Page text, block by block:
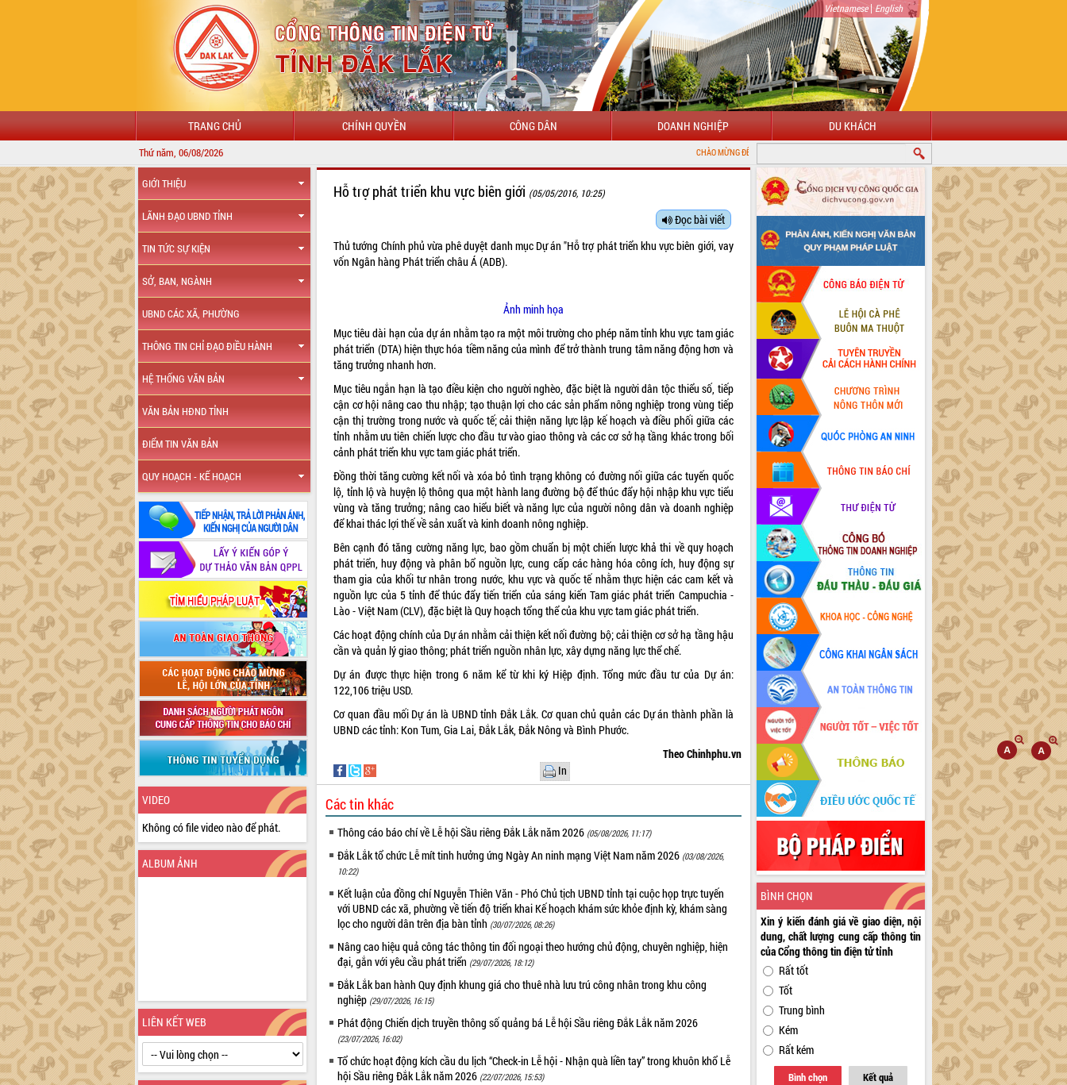
Vietnamese| English
TRANG CHỦ CHÍNH QUYỀN CÔNG DÂN DOANH NGHIỆP DU KHÁCH
Thứ năm, 06/08/2026 CHÀO MỪNG ĐẾN VỚI CỔNG THÔNG TIN ĐIỆN TỬ TỈNH ĐẮK LẮK
GIỚI THIỆU
LÃNH ĐẠO UBND TỈNH
TIN TỨC SỰ KIỆN
SỞ, BAN, NGÀNH
UBND CÁC XÃ, PHƯỜNG
THÔNG TIN CHỈ ĐẠO ĐIỀU HÀNH
HỆ THỐNG VĂN BẢN
VĂN BẢN HĐND TỈNH
ĐIỂM TIN VĂN BẢN
QUY HOẠCH - KẾ HOẠCH
VIDEO
Không có file video nào để phát.
ALBUM ẢNH
LIÊN KẾT WEB
Hỗ trợ phát triển khu vực biên giới (05/05/2016, 10:25)
Đọc bài viết
Thủ tướng Chính phủ vừa phê duyệt danh mục Dự án "Hỗ trợ phát triển khu vực biên giới, vay
vốn Ngân hàng Phát triển châu Á (ADB).
Ảnh minh họa
Mục tiêu dài hạn của dự án nhằm tạo ra một môi trường cho phép năm tỉnh khu vực tam giác
phát triển (DTA) hiện thực hóa tiềm năng của mình để trở thành trung tâm năng động hơn và
tăng trưởng nhanh hơn.
Mục tiêu ngắn hạn là tạo điều kiện cho người nghèo, đặc biệt là người dân tộc thiểu số, tiếp
cận cơ hội nâng cao thu nhập; tạo thuận lợi cho các sản phẩm nông nghiệp trong vùng tiếp
cận thị trường trong nước và quốc tế; cải thiện năng lực lập kế hoạch và điều phối giữa các
tỉnh nhằm ưu tiên chiến lược cho đầu tư vào giao thông và các cơ sở hạ tầng khác trong bối
cảnh phát triển khu vực tam giác phát triển.
Đồng thời tăng cường kết nối và xóa bỏ tình trạng không có đường nối giữa các tuyến quốc
lộ, tỉnh lộ và huyện lộ thông qua một hành lang đường bộ để thúc đẩy hội nhập khu vực tiểu
vùng và tăng trưởng; nâng cao hiểu biết và năng lực của người nông dân và doanh nghiệp
để khai thác lợi thế về sản xuất và kinh doanh nông nghiệp.
Bên cạnh đó tăng cường năng lực, bao gồm chuẩn bị một chiến lược khả thi về quy hoạch
phát triển, huy động và phân bổ nguồn lực, cung cấp các hàng hóa công ích, huy động sự
tham gia của khối tư nhân trong nước, khu vực và quốc tế nhằm thực hiện các cam kết và
nguồn lực của 5 tỉnh để thúc đẩy tiến triển của sáng kiến Tam giác phát triển Campuchia -
Lào - Việt Nam (CLV), đặc biệt là Quy hoạch tổng thể của khu vực tam giác phát triển.
Các hoạt động chính của Dự án nhằm cải thiện kết nối đường bộ; cải thiện cơ sở hạ tầng hậu
cần và quản lý giao thông; phát triển nguồn nhân lực, xây dựng năng lực thể chế.
Dự án được thực hiện trong 6 năm kể từ khi ký Hiệp định. Tổng mức đầu tư của Dự án:
122,106 triệu USD.
Cơ quan đầu mối Dự án là UBND tỉnh Đắk Lắk. Cơ quan chủ quản các Dự án thành phần là
UBND các tỉnh: Kon Tum, Gia Lai, Đắk Lắk, Đắk Nông và Bình Phước.
Theo Chinhphu.vn
In
Các tin khác
Thông cáo báo chí về Lễ hội Sầu riêng Đắk Lắk năm 2026 (05/08/2026, 11:17)
Đắk Lắk tổ chức Lễ mít tinh hưởng ứng Ngày An ninh mạng Việt Nam năm 2026 (03/08/2026,
10:22)
Kết luận của đồng chí Nguyễn Thiên Văn - Phó Chủ tịch UBND tỉnh tại cuộc họp trực tuyến
với UBND các xã, phường về tiến độ triển khai Kế hoạch khám sức khỏe định kỳ, khám sàng
lọc cho người dân trên địa bàn tỉnh (30/07/2026, 08:26)
Nâng cao hiệu quả công tác thông tin đối ngoại theo hướng chủ động, chuyên nghiệp, hiện
đại, gắn với yêu cầu phát triển (29/07/2026, 18:12)
Đắk Lắk ban hành Quy định khung giá cho thuê nhà lưu trú công nhân trong khu công
nghiệp (29/07/2026, 16:15)
Phát động Chiến dịch truyền thông số quảng bá Lễ hội Sầu riêng Đắk Lắk năm 2026
(23/07/2026, 16:02)
Tổ chức hoạt động kích cầu du lịch “Check-in Lễ hội - Nhận quà liền tay” trong khuôn khổ Lễ
hội Sầu riêng Đắk Lắk năm 2026 (22/07/2026, 15:53)
BÌNH CHỌN
Xin ý kiến đánh giá về giao diện, nội
dung, chất lượng cung cấp thông tin
của Cổng thông tin điện tử tỉnh
Rất tốt
Tốt
Trung bình
Kém
Rất kém
Bình chọn Kết quả